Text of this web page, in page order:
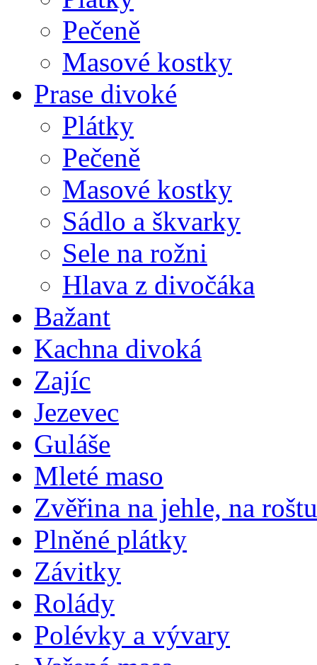
Pečeně
Masové kostky
Prase divoké
Plátky
Pečeně
Masové kostky
Sádlo a škvarky
Sele na rožni
Hlava z divočáka
Bažant
Kachna divoká
Zajíc
Jezevec
Guláše
Mleté maso
Zvěřina na jehle, na roštu
Plněné plátky
Závitky
Rolády
Polévky a vývary